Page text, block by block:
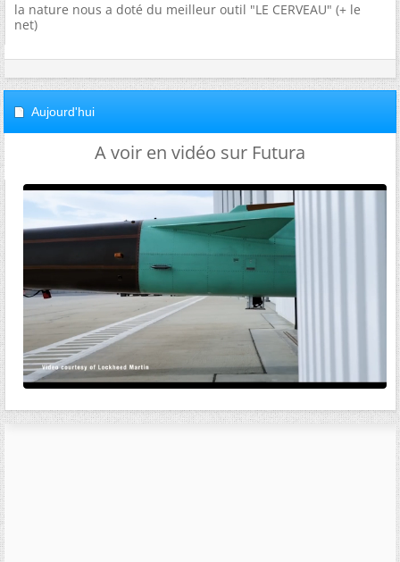
la nature nous a doté du meilleur outil "LE CERVEAU" (+ le
net)
Aujourd'hui
A voir en vidéo sur Futura